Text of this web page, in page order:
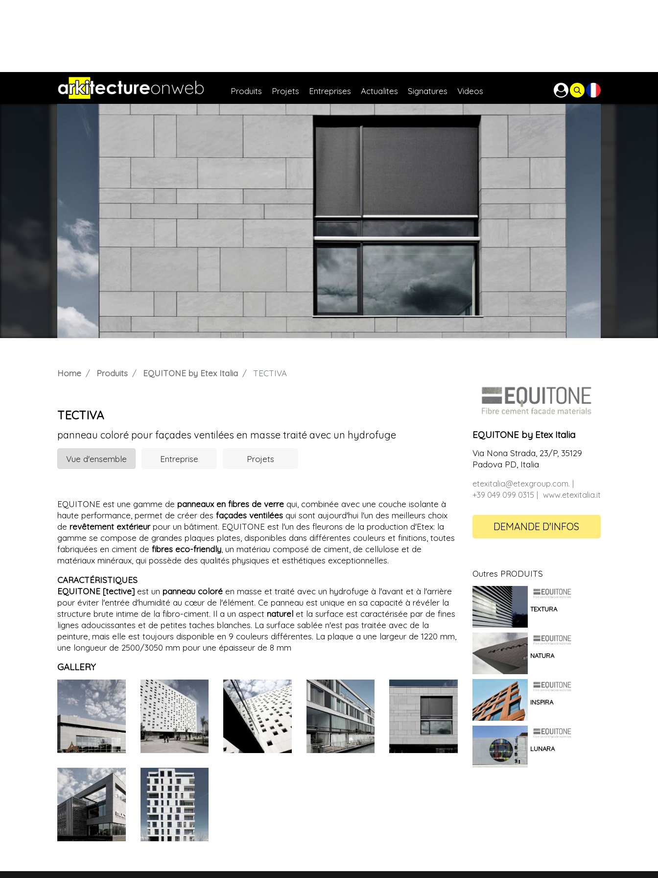
Produits Projets Entreprises Actualites Signatures Videos
Home Produits EQUITONE by Etex Italia TECTIVA
TECTIVA
panneau coloré pour façades ventilées en masse traité avec un hydrofuge
Vue d'ensemble Entreprise Projets
EQUITONE est une gamme de panneaux en fibres de verre qui, combinée avec une couche isolante à
haute performance, permet de créer des façades ventilées qui sont aujourd'hui l'un des meilleurs choix
de revêtement extérieurpour un bâtiment. EQUITONE est l'un des fleurons de la production d'Etex: la
gamme se compose de grandes plaques plates, disponibles dans différentes couleurs et finitions, toutes
fabriquées en ciment de fibres eco-friendly , un matériau composé de ciment, de cellulose et de
matériaux minéraux, qui possède des qualités physiques et esthétiques exceptionnelles.
CARACTÉRISTIQUES
EQUITONE [tective] est un panneau coloré en masse et traité avec un hydrofuge à l'avant et à l'arrière
pour éviter l'entrée d'humidité au cœur de l'élément. Ce panneau est unique en sa capacité à révéler la
structure brute intime de la fibro-ciment. Il a un aspect naturel et la surface est caractérisée par de fines
lignes adoucissantes et de petites taches blanches. La surface sablée n'est pas traitée avec de la
peinture, mais elle est toujours disponible en 9 couleurs différentes. La plaque a une largeur de 1220 mm,
une longueur de 2500/3050 mm pour une épaisseur de 8 mm
GALLERY
EQUITONE by Etex Italia
Via Nona Strada, 23/P, 35129
Padova PD, Italia
etexitalia@etexgroup.com.
+39 049 099 0315
www.etexitalia.it
DEMANDE D'INFOS
Outres PRODUITS
TEXTURA
NATURA
INSPIRA
LUNARA